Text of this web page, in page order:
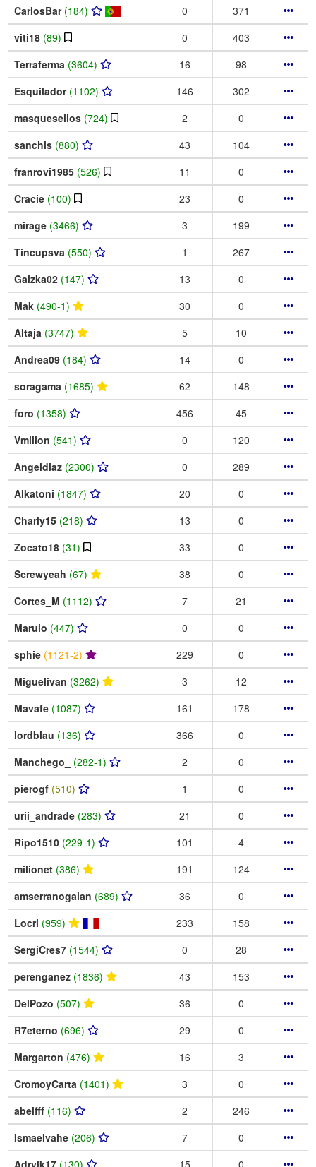
CarlosBar (184) 0
371
viti18 (89) 0
403
Terraferma (3604) 16
98
Esquilador (1102) 146
302
masquesellos (724) 2
0
sanchis (880) 43
104
franrovi1985 (526) 11
0
Cracie (100) 23
0
mirage (3466) 3
199
Tincupsva (550) 1
267
Gaizka02 (147) 13
0
Mak (490-1) 30
0
Altaja (3747) 5
10
Andrea09 (184) 14
0
soragama (1685) 62
148
foro (1358) 456
45
Vmillon (541) 0
120
Angeldiaz (2300) 0
289
Alkatoni (1847) 20
0
Charly15 (218) 13
0
Zocato18 (31) 33
0
Screwyeah (67) 38
0
Cortes_M (1112) 7
21
Marulo (447) 0
0
sphie (1121-2) 229
0
Miguelivan (3262) 3
12
Mavafe (1087) 161
178
lordblau (136) 366
0
Manchego_ (282-1) 2
0
pierogf (510) 1
0
urii_andrade (283) 21
0
Ripo1510 (229-1) 101
4
milionet (386) 191
124
amserranogalan (689) 36
0
Locri (959) 233
158
SergiCres7 (1544) 0
28
perenganez (1836) 43
153
DelPozo (507) 36
0
R7eterno (696) 29
0
Margarton (476) 16
3
CromoyCarta (1401) 3
0
abelfff (116) 2
246
Ismaelvahe (206) 7
0
Adrylk17 (130) 15
0